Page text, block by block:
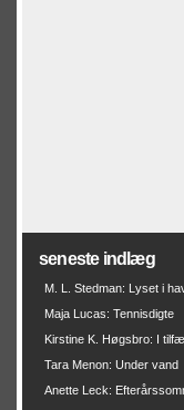
seneste indlæg
M. L. Stedman: Lyset i
Maja Lucas: Tennisdigte
Kirstine K. Høgsbro: I
Tara Menon: Under vand
Anette Leck: